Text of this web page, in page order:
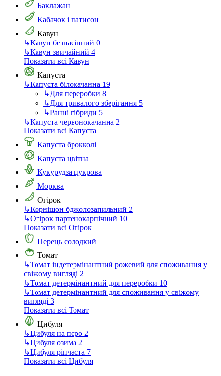
Баклажан
Кабачок і патисон
Кавун
↳Кавун безнасінний 0
↳Кавун звичайний 4
Показати всі Кавун
Капуста
↳Капуста білокачанна 19
↳Для переробки 8
↳Для тривалого зберігання 5
↳Ранні гібриди 5
↳Капуста червонокачанна 2
Показати всі Капуста
Капуста брокколі
Капуста цвітна
Кукурудза цукрова
Морква
Огірок
↳Корнішон бджолозапильний 2
↳Огірок партенокарпічний 10
Показати всі Огірок
Перець солодкий
Томат
↳Томат індетермінантний рожевий для споживання у
свіжому вигляді 2
↳Томат детермінантний для переробки 10
↳Томат детермінантний для споживання у свіжому
вигляді 3
Показати всі Томат
Цибуля
↳Цибуля на перо 2
↳Цибуля озима 2
↳Цибуля ріпчаста 7
Показати всі Цибуля